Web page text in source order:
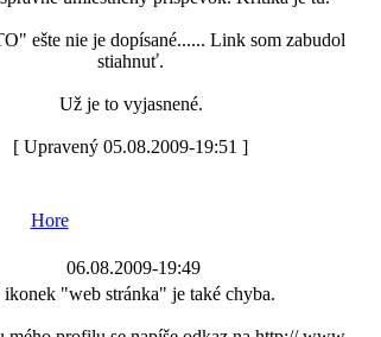
ešte nie je dopísané...... Link som zabudol
stiahnuť.
Už je to vyjasnené.
[ Upravený 05.08.2009-19:51 ]
Hore
06.08.2009-19:49
"web stránka" je také chyba.